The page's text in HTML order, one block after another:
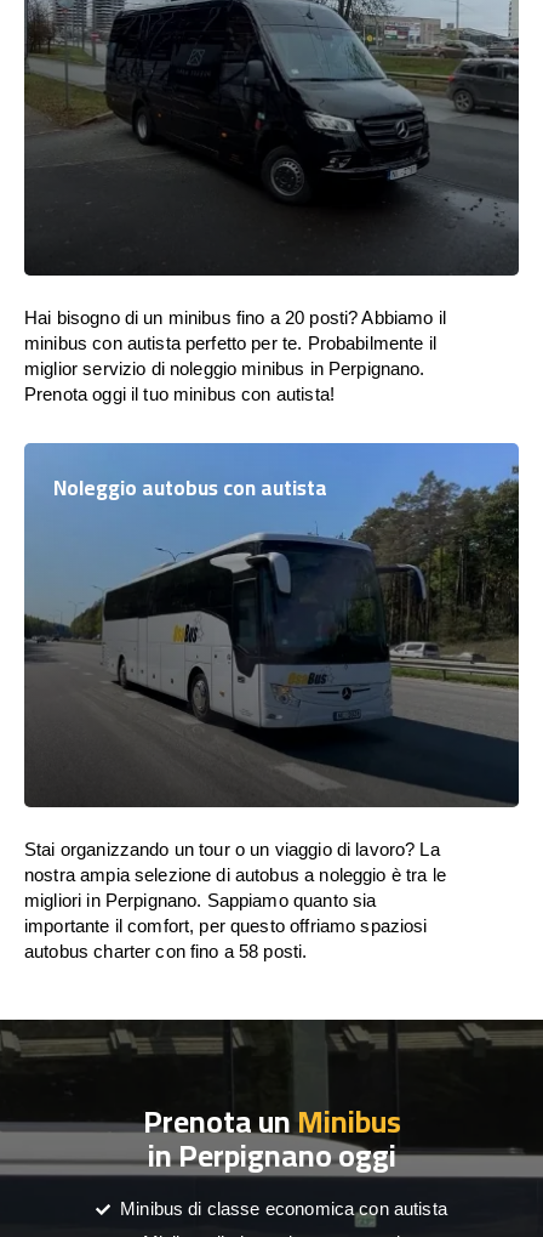
Hai bisogno di un minibus fino a 20 posti? Abbiamo il
minibus con autista perfetto per te. Probabilmente il
miglior servizio di noleggio minibus in Perpignano.
Prenota oggi il tuo minibus con autista!
Noleggio autobus con autista
Stai organizzando un tour o un viaggio di lavoro? La
nostra ampia selezione di autobus a noleggio è tra le
migliori in Perpignano. Sappiamo quanto sia
importante il comfort, per questo offriamo spaziosi
autobus charter con fino a 58 posti.
Prenota unMinibus
in Perpignano oggi
Minibus di classe economica con autista